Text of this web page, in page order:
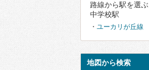
路線から駅を選ぶ
中学校駅
ユーカリが丘線
地図から検索